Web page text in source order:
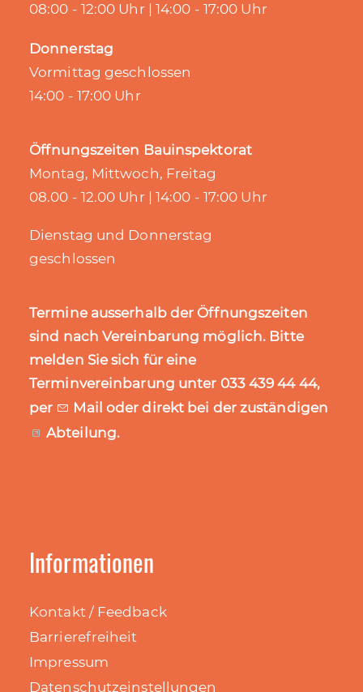
08:00 - 12:00 Uhr | 14:00 - 17:00 Uhr
Donnerstag
Vormittag geschlossen
14:00 - 17:00 Uhr
Öffnungszeiten Bauinspektorat
Montag, Mittwoch, Freitag
08.00 - 12.00 Uhr | 14:00 - 17:00 Uhr
Dienstag und Donnerstag
geschlossen
Termine ausserhalb der Öffnungszeiten
sind nach Vereinbarung möglich. Bitte
melden Sie sich für eine
Terminvereinbarung unter 033 439 44 44,
per
Mail oder direkt bei der zuständigen
Abteilung.
Informationen
Kontakt / Feedback
Barrierefreiheit
Impressum
Datenschutzeinstellungen